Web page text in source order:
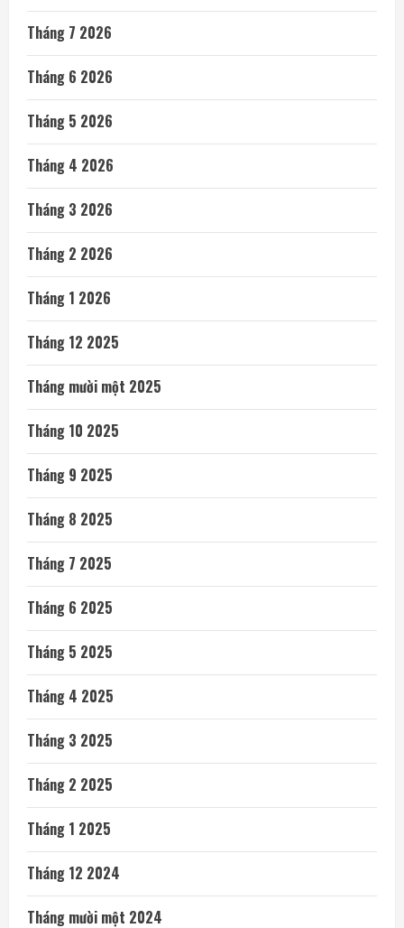
Tháng 7 2026
Tháng 6 2026
Tháng 5 2026
Tháng 4 2026
Tháng 3 2026
Tháng 2 2026
Tháng 1 2026
Tháng 12 2025
Tháng mười một 2025
Tháng 10 2025
Tháng 9 2025
Tháng 8 2025
Tháng 7 2025
Tháng 6 2025
Tháng 5 2025
Tháng 4 2025
Tháng 3 2025
Tháng 2 2025
Tháng 1 2025
Tháng 12 2024
Tháng mười một 2024